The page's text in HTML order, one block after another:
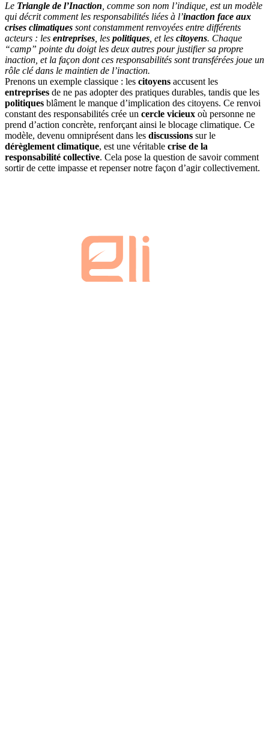
Le Triangle de l’Inaction , comme son nom l’indique, est un modèle
qui décrit comment les responsabilités liées à l’inaction face aux
crises climatiques sont constamment renvoyées entre différents
acteurs : les entreprises , les politiques , et les citoyens. Chaque
“camp” pointe du doigt les deux autres pour justifier sa propre
inaction, et la façon dont ces responsabilités sont transférées joue un
rôle clé dans le maintien de l’inaction.
Prenons un exemple classique : les citoyens accusent les
entreprises de ne pas adopter des pratiques durables, tandis que les
politiques blâment le manque d’implication des citoyens. Ce renvoi
constant des responsabilités crée un cercle vicieux où personne ne
prend d’action concrète, renforçant ainsi le blocage climatique. Ce
modèle, devenu omniprésent dans les discussions sur le
dérèglement climatique, est une véritable crise de la
responsabilité collective. Cela pose la question de savoir comment
sortir de cette impasse et repenser notre façon d’agir collectivement.